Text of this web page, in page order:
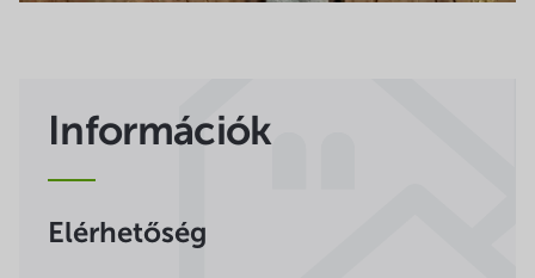
Közérdekű adatok
Információk
Elérhetőség